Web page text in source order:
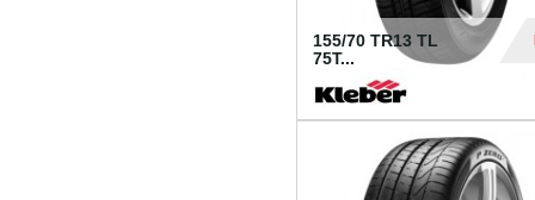
155/70 TR13 TL
75T...